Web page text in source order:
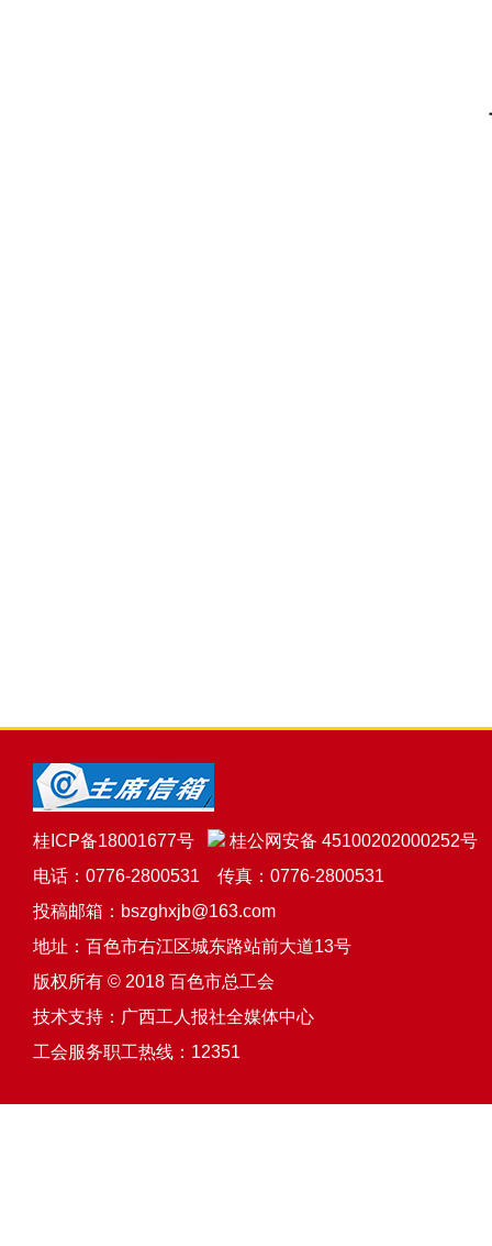
桂ICP备18001677号
桂公网安备 45100202000252号
电话：0776-2800531 传真：0776-2800531
投稿邮箱：bszghxjb@163.com
地址：百色市右江区城东路站前大道13号
版权所有 © 2018 百色市总工会
技术支持： 广西工人报社全媒体中心
工会服务职工热线：12351